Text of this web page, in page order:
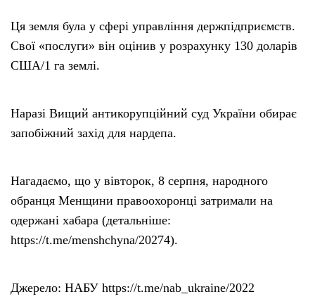
Ця земля була у сфері управління держпідприємств.
Свої «послуги» він оцінив у розрахунку 130 доларів
США/1 га землі.
Наразі Вищий антикорупційний суд України обирає
запобіжний захід для нардепа.
Нагадаємо, що у вівторок, 8 серпня, народного
обранця Менщини правоохоронці затримали на
одержані хабара (детальніше:
https://t.me/menshchyna/20274).
Джерело: НАБУ https://t.me/nab_ukraine/2022